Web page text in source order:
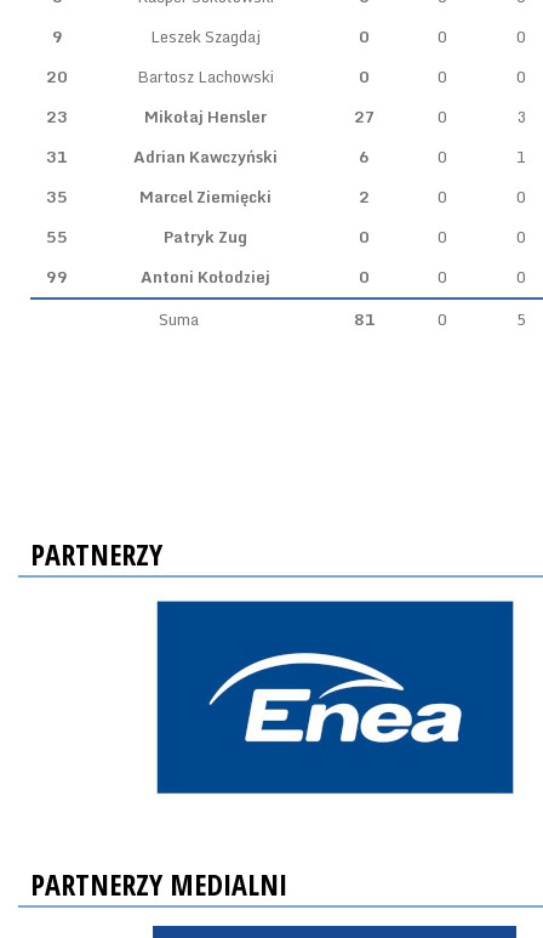
9
Leszek Szagdaj 0 0
0
20
Bartosz Lachowski 0 0
0
23
Mikołaj Hensler 27 0
3
31
Adrian Kawczyński 6 0
1
35
Marcel Ziemięcki 2 0
0
55
Patryk Zug 0 0
0
99
Antoni Kołodziej 0 0
0
Suma
81 0 5
PARTNERZY
PARTNERZY MEDIALNI